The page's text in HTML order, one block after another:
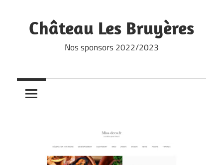
content
Château Les Bruyères
Nos sponsors 2022/2023